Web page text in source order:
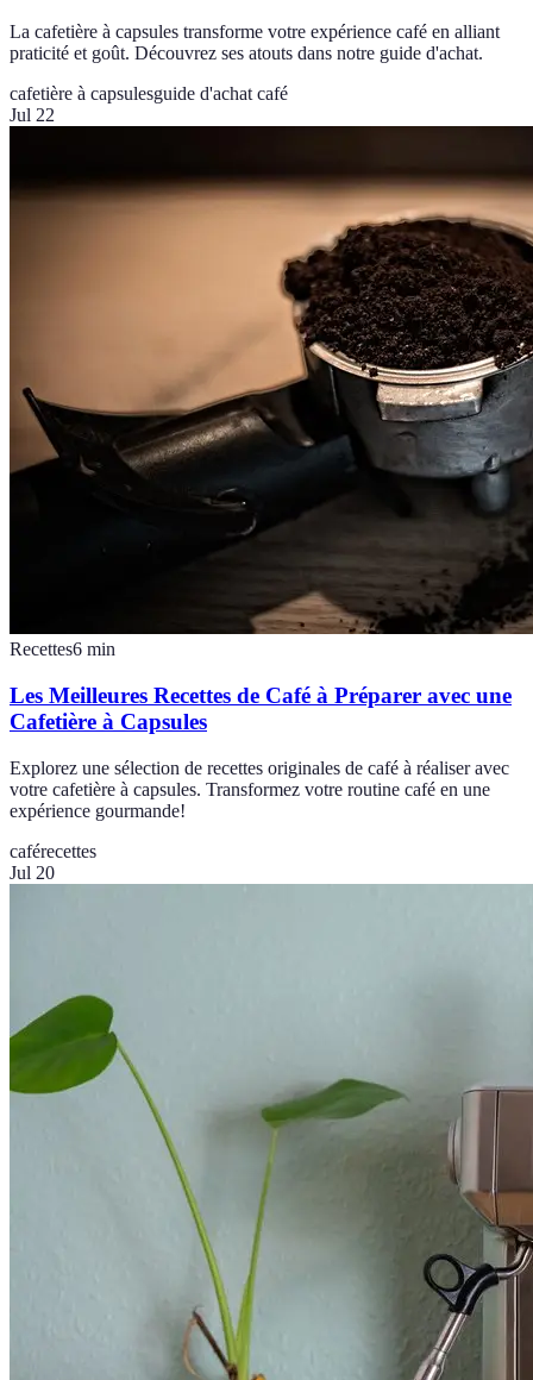
La cafetière à capsules transforme votre expérience café en alliant
praticité et goût. Découvrez ses atouts dans notre guide d'achat.
cafetière à capsulesguide d'achat café
Jul 22
Recettes6 min
Les Meilleures Recettes de Café à Préparer avec une
Cafetière à Capsules
Explorez une sélection de recettes originales de café à réaliser avec
votre cafetière à capsules. Transformez votre routine café en une
expérience gourmande!
caférecettes
Jul 20